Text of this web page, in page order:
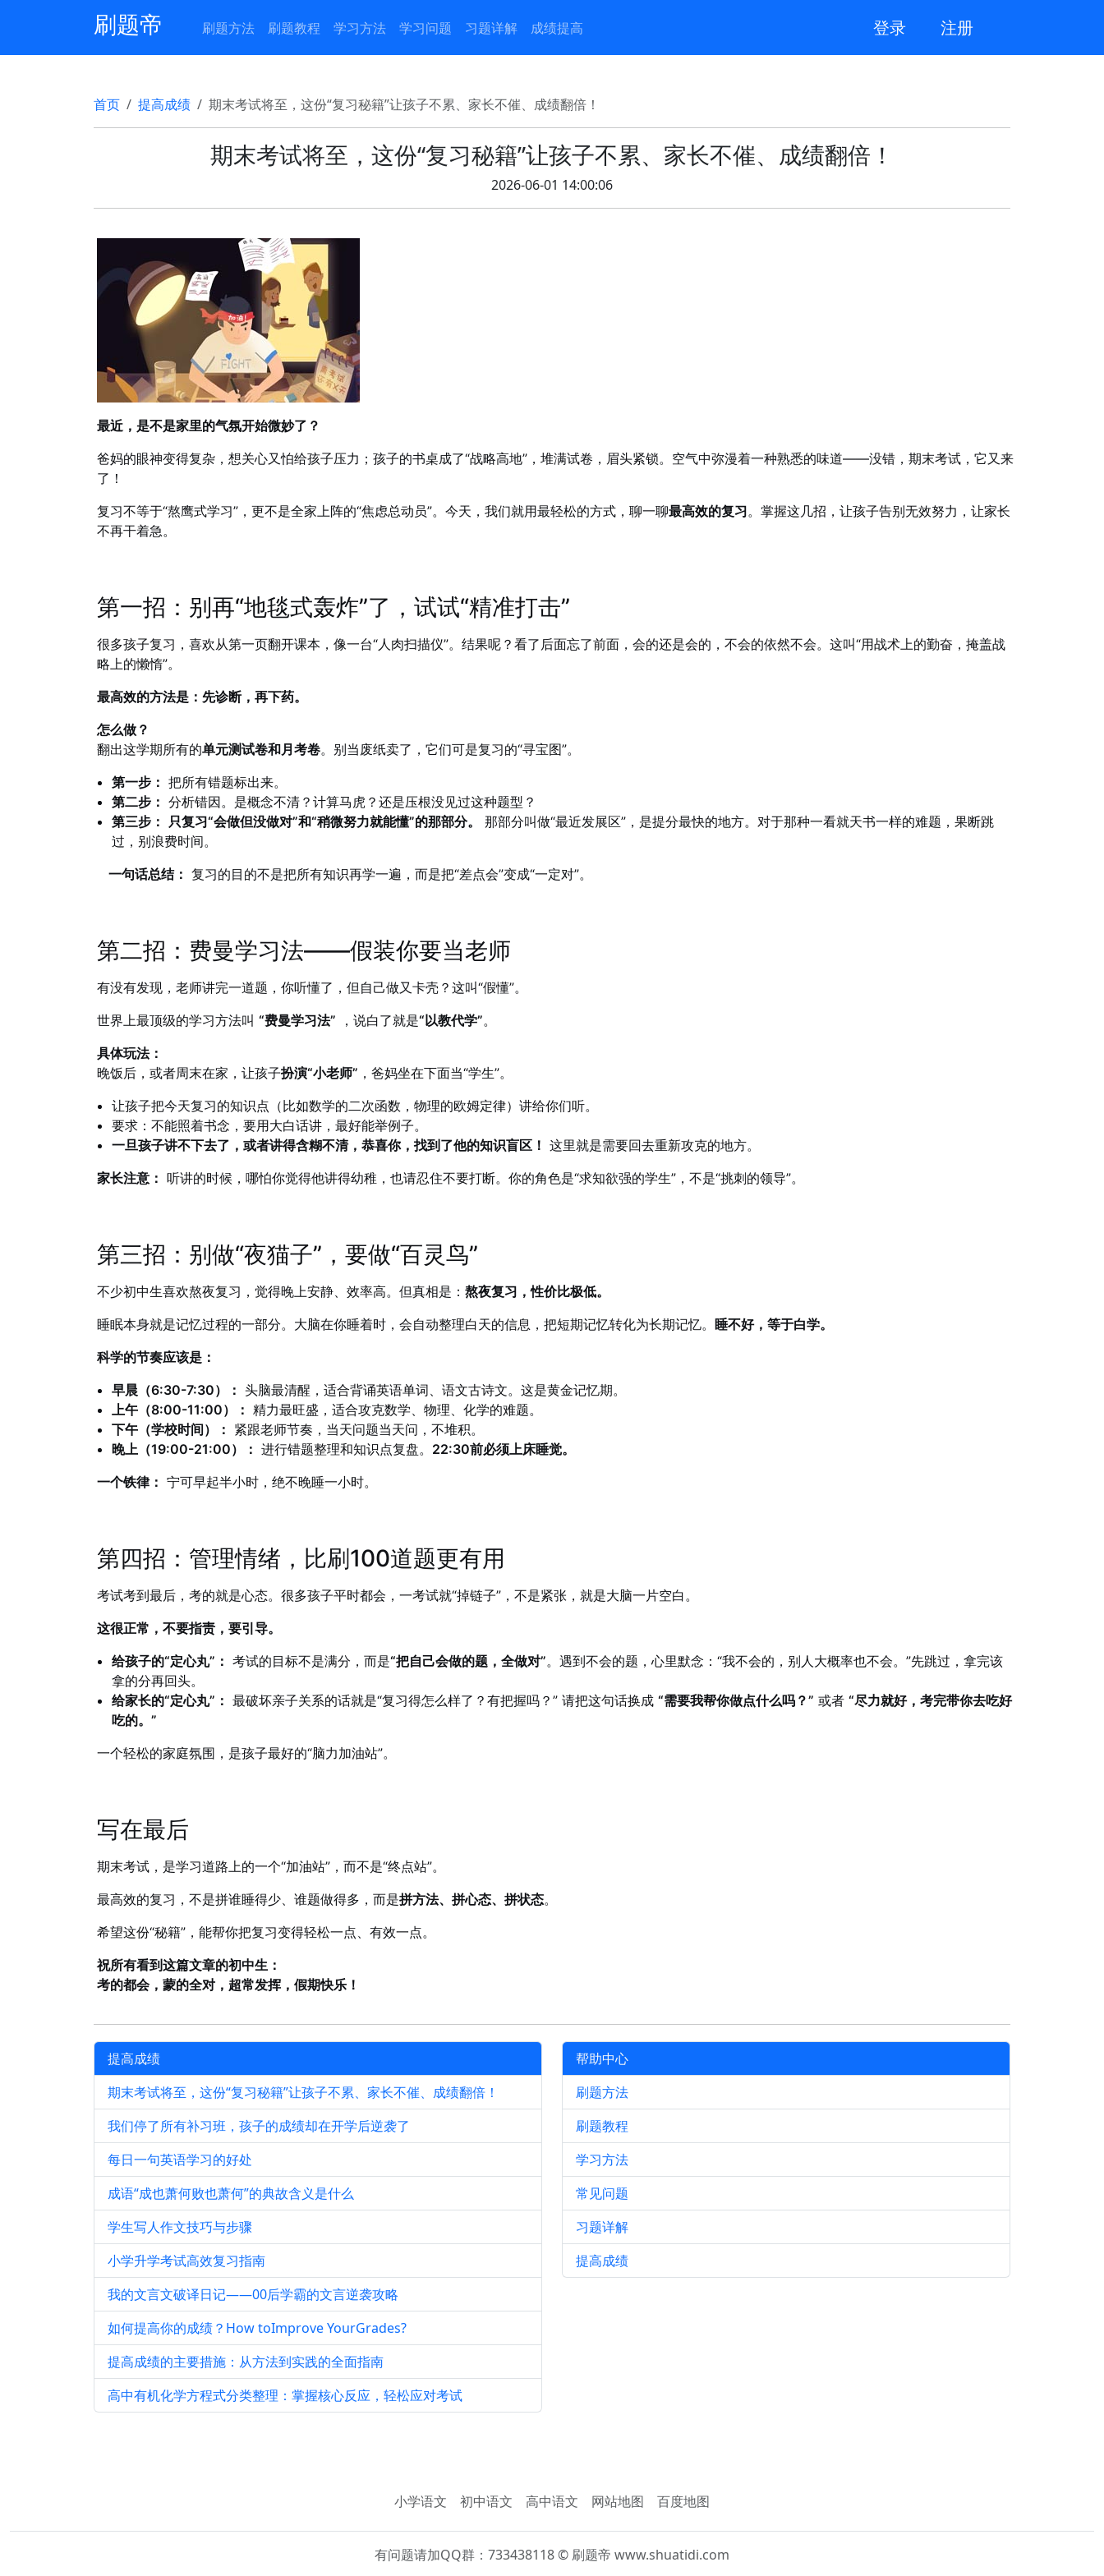
刷题帝 刷题方法 刷题教程 学习方法 学习问题 习题详解 成绩提高 登录 注册
首页 提高成绩 期末考试将至，这份“复习秘籍”让孩子不累、家长不催、成绩翻倍！
期末考试将至，这份“复习秘籍”让孩子不累、家长不催、成绩翻倍！
2026-06-01 14:00:06
最近，是不是家里的气氛开始微妙了？
爸妈的眼神变得复杂，想关心又怕给孩子压力；孩子的书桌成了“战略高地”，堆满试卷，眉头紧锁。空气中弥漫着一种熟悉的味道——没错，期末考试，它又来
了！
复习不等于“熬鹰式学习”，更不是全家上阵的“焦虑总动员”。今天，我们就用最轻松的方式，聊一聊最高效的复习。掌握这几招，让孩子告别无效努力，让家长
不再干着急。
第一招：别再“地毯式轰炸”了，试试“精准打击”
很多孩子复习，喜欢从第一页翻开课本，像一台“人肉扫描仪”。结果呢？看了后面忘了前面，会的还是会的，不会的依然不会。这叫“用战术上的勤奋，掩盖战
略上的懒惰”。
最高效的方法是：先诊断，再下药。
怎么做？
翻出这学期所有的单元测试卷和月考卷。别当废纸卖了，它们可是复习的“寻宝图”。
第一步： 把所有错题标出来。
第二步： 分析错因。是概念不清？计算马虎？还是压根没见过这种题型？
第三步： 只复习“会做但没做对”和“稍微努力就能懂”的那部分。
那部分叫做“最近发展区”，是提分最快的地方。对于那种一看就天书一样的难题，果断跳
过，别浪费时间。
一句话总结： 复习的目的不是把所有知识再学一遍，而是把“差点会”变成“一定对”。
第二招：费曼学习法——假装你要当老师
有没有发现，老师讲完一道题，你听懂了，但自己做又卡壳？这叫“假懂”。
世界上最顶级的学习方法叫 “费曼学习法” ，说白了就是“以教代学”。
具体玩法：
晚饭后，或者周末在家，让孩子扮演“小老师” ，爸妈坐在下面当“学生”。
让孩子把今天复习的知识点（比如数学的二次函数，物理的欧姆定律）讲给你们听。
要求：不能照着书念，要用大白话讲，最好能举例子。
一旦孩子讲不下去了，或者讲得含糊不清，恭喜你，找到了他的知识盲区！ 这里就是需要回去重新攻克的地方。
家长注意： 听讲的时候，哪怕你觉得他讲得幼稚，也请忍住不要打断。你的角色是“求知欲强的学生”，不是“挑刺的领导”。
第三招：别做“夜猫子”，要做“百灵鸟”
不少初中生喜欢熬夜复习，觉得晚上安静、效率高。但真相是： 熬夜复习，性价比极低。
睡眠本身就是记忆过程的一部分。大脑在你睡着时，会自动整理白天的信息，把短期记忆转化为长期记忆。 睡不好，等于白学。
科学的节奏应该是：
早晨（6:30-7:30）： 头脑最清醒，适合背诵英语单词、语文古诗文。这是黄金记忆期。
上午（8:00-11:00）： 精力最旺盛，适合攻克数学、物理、化学的难题。
下午（学校时间）： 紧跟老师节奏，当天问题当天问，不堆积。
晚上（19:00-21:00）： 进行错题整理和知识点复盘。 22:30前必须上床睡觉。
一个铁律： 宁可早起半小时，绝不晚睡一小时。
第四招：管理情绪，比刷100道题更有用
考试考到最后，考的就是心态。很多孩子平时都会，一考试就“掉链子”，不是紧张，就是大脑一片空白。
这很正常，不要指责，要引导。
给孩子的“定心丸”： 考试的目标不是满分，而是“把自己会做的题，全做对”。遇到不会的题，心里默念：“我不会的，别人大概率也不会。”先跳过，拿完该
拿的分再回头。
给家长的“定心丸”： 最破坏亲子关系的话就是“复习得怎么样了？有把握吗？” 请把这句话换成 “需要我帮你做点什么吗？” 或者 “尽力就好，考完带你去吃好
吃的。”
一个轻松的家庭氛围，是孩子最好的“脑力加油站”。
写在最后
期末考试，是学习道路上的一个“加油站”，而不是“终点站”。
最高效的复习，不是拼谁睡得少、谁题做得多，而是拼方法、拼心态、拼状态。
希望这份“秘籍”，能帮你把复习变得轻松一点、有效一点。
祝所有看到这篇文章的初中生：
考的都会，蒙的全对，超常发挥，假期快乐！
提高成绩
期末考试将至，这份“复习秘籍”让孩子不累、家长不催、成绩翻倍！
我们停了所有补习班，孩子的成绩却在开学后逆袭了
每日一句英语学习的好处
成语“成也萧何败也萧何”的典故含义是什么
学生写人作文技巧与步骤
小学升学考试高效复习指南
我的文言文破译日记——00后学霸的文言逆袭攻略
如何提高你的成绩？How toImprove YourGrades?
提高成绩的主要措施：从方法到实践的全面指南
高中有机化学方程式分类整理：掌握核心反应，轻松应对考试
帮助中心
刷题方法
刷题教程
学习方法
常见问题
习题详解
提高成绩
小学语文 初中语文 高中语文 网站地图 百度地图
有问题请加QQ群：733438118 © 刷题帝 www.shuatidi.com